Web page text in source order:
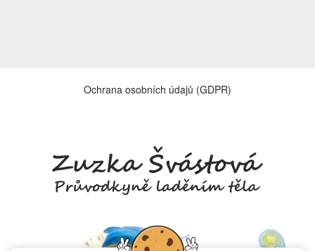
Ochrana osobních údajů (GDPR)